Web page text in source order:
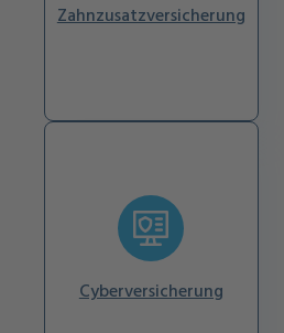
Zahnzusatzversicherung
Cyberversicherung